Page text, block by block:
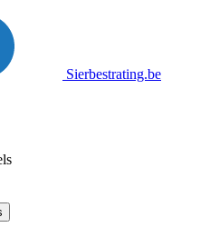
Sierbestrating.be